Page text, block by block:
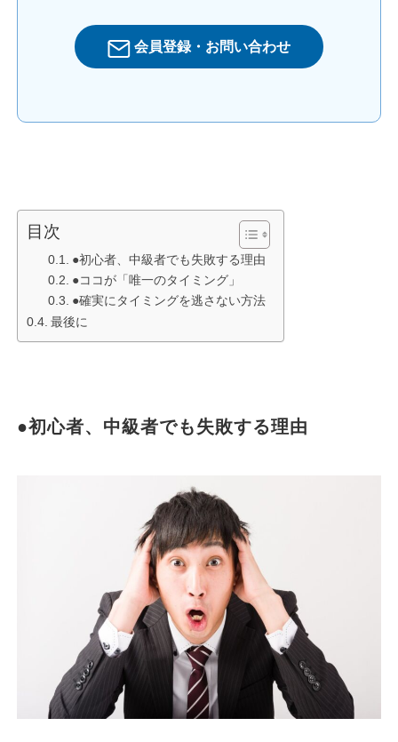
会員登録・お問い合わせ
目次
●初心者、中級者でも失敗する理由
●ココが「唯一のタイミング」
●確実にタイミングを逃さない方法
最後に
●初心者、中級者でも失敗する理由